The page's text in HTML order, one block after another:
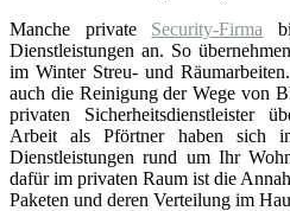
Manche private Security-Firma
Dienstleistungen an. So
im Winter Streu- und
auch die Reinigung der Wege von
privaten Sicherheitsdienstleister
Arbeit als Pförtner haben sich
Dienstleistungen rund um Ihr
dafür im privaten Raum ist die
Paketen und deren Verteilung im